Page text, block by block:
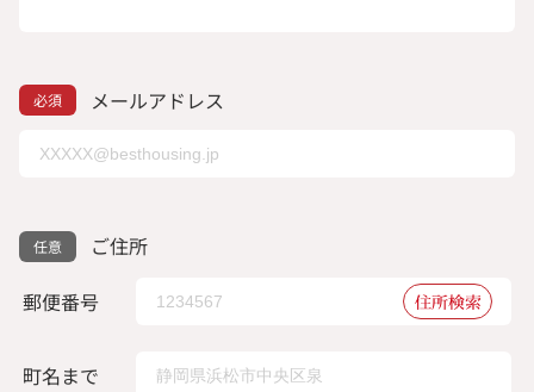
メールアドレス
ご住所
郵便番号
住所検索
町名まで